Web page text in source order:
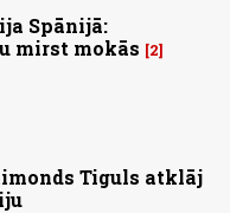
Spānijā:
mirst mokās
2
Tiguls atklāj